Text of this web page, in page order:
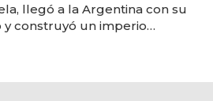
llegó a la Argentina con su
construyó un imperio